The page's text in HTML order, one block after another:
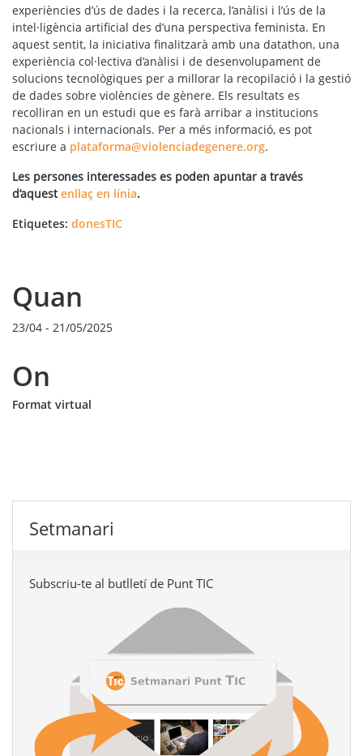
experiències d’ús de dades i la recerca, l’anàlisi i l’ús de la
intel·ligència artificial des d’una perspectiva feminista. En
aquest sentit, la iniciativa finalitzarà amb una datathon, una
experiència col·lectiva d’anàlisi i de desenvolupament de
solucions tecnològiques per a millorar la recopilació i la gestió
de dades sobre violències de gènere. Els resultats es
recolliran en un estudi que es farà arribar a institucions
nacionals i internacionals. Per a més informació, es pot
escriure a plataforma@violenciadegenere.org.
Les persones interessades es poden apuntar a través
d’aquestenllaç en línia.
Etiquetes: donesTIC
Quan
23/04 - 21/05/2025
On
Format virtual
Setmanari
Subscriu-te al butlletí de Punt TIC